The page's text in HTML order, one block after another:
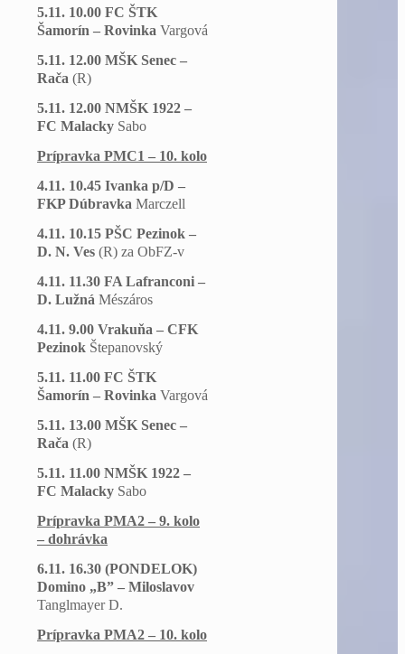
5.11. 10.00 FC ŠTK
Šamorín – Rovinka Vargová
5.11. 12.00 MŠK Senec –
Rača (R)
5.11. 12.00 NMŠK 1922 –
FC Malacky Sabo
Prípravka PMC1 – 10. kolo
4.11. 10.45 Ivanka p/D –
FKP Dúbravka Marczell
4.11. 10.15 PŠC Pezinok –
D. N. Ves (R) za ObFZ-v
4.11. 11.30 FA Lafranconi –
D. Lužná Mészáros
4.11. 9.00 Vrakuňa – CFK
Pezinok Štepanovský
5.11. 11.00 FC ŠTK
Šamorín – Rovinka Vargová
5.11. 13.00 MŠK Senec –
Rača (R)
5.11. 11.00 NMŠK 1922 –
FC Malacky Sabo
Prípravka PMA2 – 9. kolo
– dohrávka
6.11. 16.30 (PONDELOK)
Domino „B” – Miloslavov
Tanglmayer D.
Prípravka PMA2 – 10. kolo